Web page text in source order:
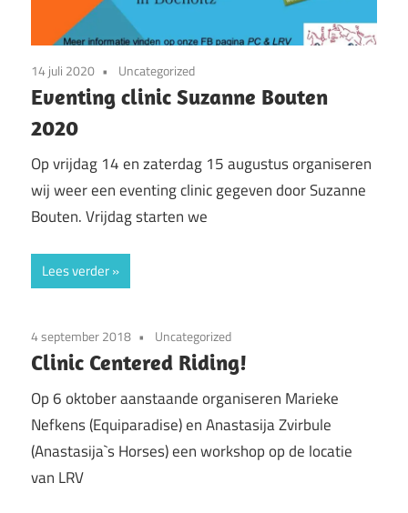
14 juli 2020 Uncategorized
Eventing clinic Suzanne Bouten
2020
Op vrijdag 14 en zaterdag 15 augustus organiseren
wij weer een eventing clinic gegeven door Suzanne
Bouten. Vrijdag starten we
Lees verder
4 september 2018 Uncategorized
Clinic Centered Riding!
Op 6 oktober aanstaande organiseren Marieke
Nefkens (Equiparadise) en Anastasija Zvirbule
(Anastasija`s Horses) een workshop op de locatie
van LRV